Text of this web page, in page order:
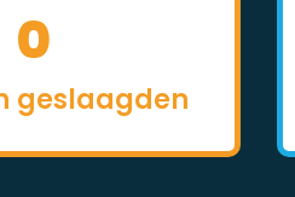
geslaagden
0